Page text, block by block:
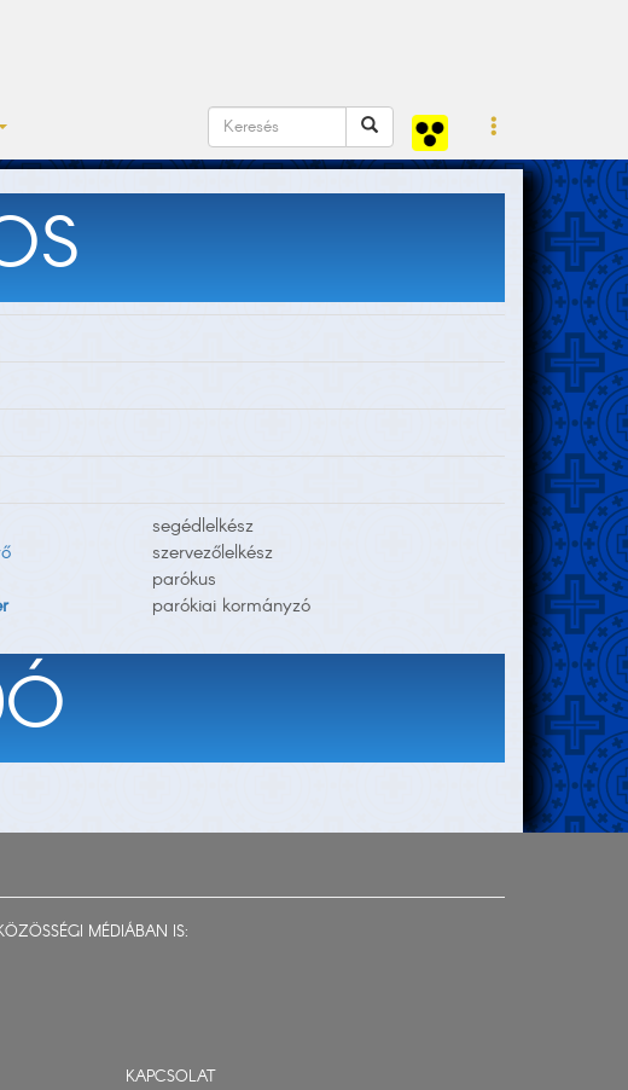
segédlelkész
szervezőlelkész
parókus
parókiai kormányzó
MÉDIÁBAN IS:
KAPCSOLAT